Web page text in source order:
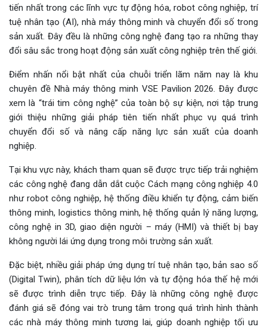
tiến nhất trong các lĩnh vực tự động hóa, robot công nghiệp, trí
tuệ nhân tạo (AI), nhà máy thông minh và chuyển đổi số trong
sản xuất. Đây đều là những công nghệ đang tạo ra những thay
đổi sâu sắc trong hoạt động sản xuất công nghiệp trên thế giới.
Điểm nhấn nổi bật nhất của chuỗi triển lãm năm nay là khu
chuyên đề Nhà máy thông minh VSE Pavilion 2026. Đây được
xem là “trái tim công nghệ” của toàn bộ sự kiện, nơi tập trung
giới thiệu những giải pháp tiên tiến nhất phục vụ quá trình
chuyển đổi số và nâng cấp năng lực sản xuất của doanh
nghiệp.
Tại khu vực này, khách tham quan sẽ được trực tiếp trải nghiệm
các công nghệ đang dẫn dắt cuộc Cách mạng công nghiệp 4.0
như robot công nghiệp, hệ thống điều khiển tự động, cảm biến
thông minh, logistics thông minh, hệ thống quản lý năng lượng,
công nghệ in 3D, giao diện người – máy (HMI) và thiết bị bay
không người lái ứng dụng trong môi trường sản xuất.
Đặc biệt, nhiều giải pháp ứng dụng trí tuệ nhân tạo, bản sao số
(Digital Twin), phân tích dữ liệu lớn và tự động hóa thế hệ mới
sẽ được trình diễn trực tiếp. Đây là những công nghệ được
đánh giá sẽ đóng vai trò trung tâm trong quá trình hình thành
các nhà máy thông minh tương lai, giúp doanh nghiệp tối ưu